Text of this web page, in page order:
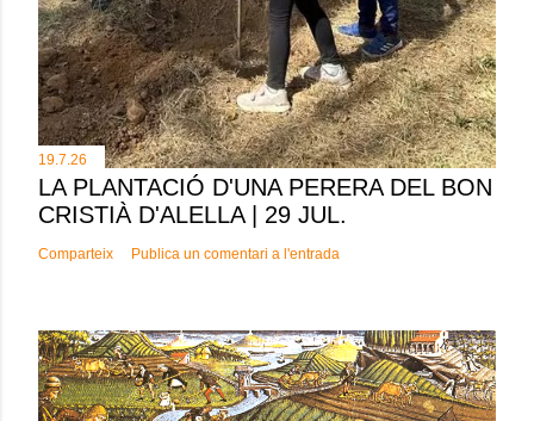
19.7.26
LA PLANTACIÓ D'UNA PERERA DEL BON
CRISTIÀ D'ALELLA | 29 JUL.
Comparteix Publica un comentari a l'entrada